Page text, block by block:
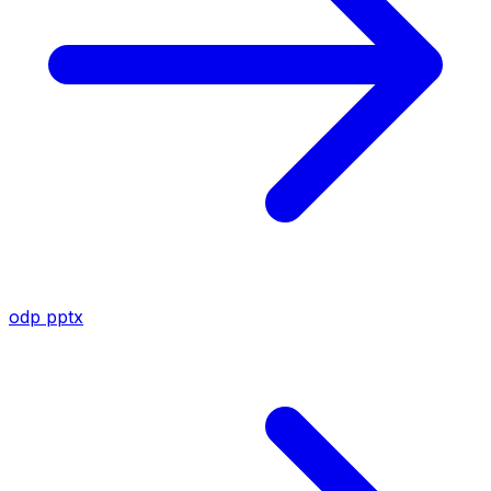
odp pptx